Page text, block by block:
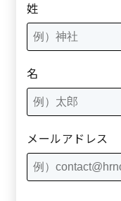
姓
名
メールアドレス